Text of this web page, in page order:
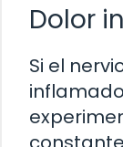
Dolor
Si el